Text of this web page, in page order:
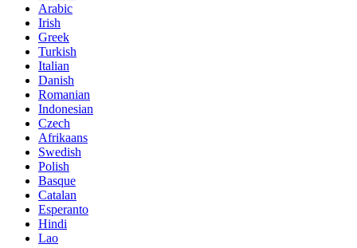
Arabic
Irish
Greek
Turkish
Italian
Danish
Romanian
Indonesian
Czech
Afrikaans
Swedish
Polish
Basque
Catalan
Esperanto
Hindi
Lao